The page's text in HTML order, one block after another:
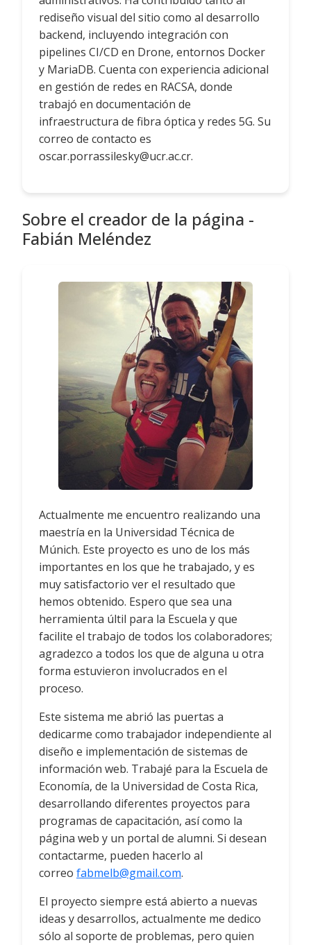
rediseño visual del sitio como al desarrollo
backend, incluyendo integración con
pipelines CI/CD en Drone, entornos Docker
y MariaDB. Cuenta con experiencia adicional
en gestión de redes en RACSA, donde
trabajó en documentación de
infraestructura de fibra óptica y redes 5G. Su
correo de contacto es
oscar.porrassilesky@ucr.ac.cr.
Sobre el creador de la página -
Fabián Meléndez
Actualmente me encuentro realizando una
maestría en la Universidad Técnica de
Múnich. Este proyecto es uno de los más
importantes en los que he trabajado, y es
muy satisfactorio ver el resultado que
hemos obtenido. Espero que sea una
herramienta últil para la Escuela y que
facilite el trabajo de todos los colaboradores;
agradezco a todos los que de alguna u otra
forma estuvieron involucrados en el
proceso.
Este sistema me abrió las puertas a
dedicarme como trabajador independiente al
diseño e implementación de sistemas de
información web. Trabajé para la Escuela de
Economía, de la Universidad de Costa Rica,
desarrollando diferentes proyectos para
programas de capacitación, así como la
página web y un portal de alumni. Si desean
contactarme, pueden hacerlo al
correo fabmelb@gmail.com.
El proyecto siempre está abierto a nuevas
ideas y desarrollos, actualmente me dedico
sólo al soporte de problemas, pero quien